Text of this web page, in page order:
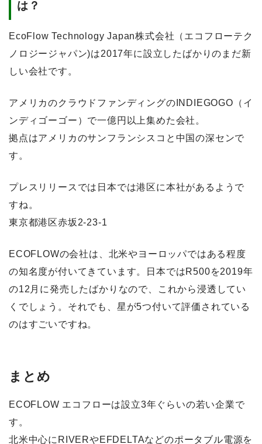
は？
EcoFlow Technology Japan株式会社（エコフローテク
ノロジージャパン)は2017年に設立したばかりのまだ新
しい会社です。
アメリカのクラウドファンディングのINDIEGOGO（イ
ンディゴーゴー）で一億円以上集めた会社。
拠点はアメリカのサンフランシスコと中国の深センで
す。
プレスリリースでは日本では港区に本社があるようで
すね。
東京都港区赤坂2-23-1
ECOFLOWの会社は、北米やヨーロッパではある程度
の知名度が付いてきています。日本ではR500を2019年
の12月に発売したばかりなので、これから浸透してい
くでしょう。それでも、星が5つ付いて評価されている
のはすごいですね。
まとめ
ECOFLOW エコフローは設立3年ぐらいの若い企業で
す。
北米中心にRIVERやEFDELTAなどのポータブル電源を